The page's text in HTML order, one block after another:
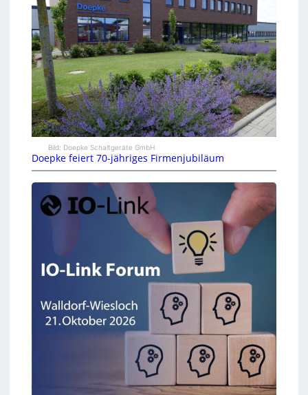
Bild: Doepke Schaltgeräte GmbH
Doepke feiert 70-jähriges Firmenjubiläum